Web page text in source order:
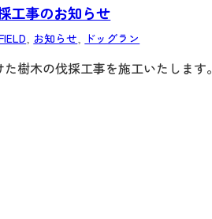
工事のお知らせ
, お知らせ, ドッグラン
樹木の伐採工事を施工いたしま